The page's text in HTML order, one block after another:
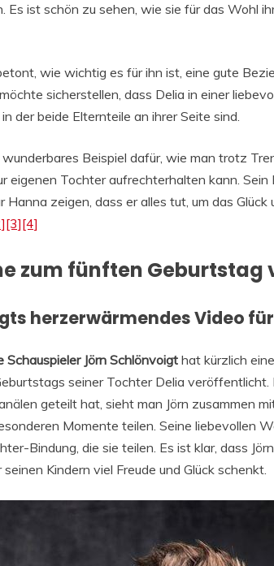
Es ist schön zu sehen, wie sie für das Wohl
wie wichtig es für ihn ist, eine gute
sicherstellen, dass Delia in einer
der beide Elternteile an ihrer Seite sind.
Beispiel dafür, wie man trotz
eigenen Tochter aufrechterhalten kann. Sein
zeigen, dass er alles tut, um das Glück
[3][4]
zum fünften Geburtstag
herzerwärmendes Video
Jörn Schlönvoigthat kürzlich
seiner Tochter Delia veröffentlicht.
geteilt hat, sieht man Jörn zusammen
Momente teilen. Seine liebevollen
Bindung, die sie teilen. Es ist klar, dass
Kindern viel Freude und Glück schenkt.